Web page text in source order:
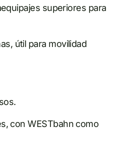
superiores para
útil para movilidad
con WESTbahn como